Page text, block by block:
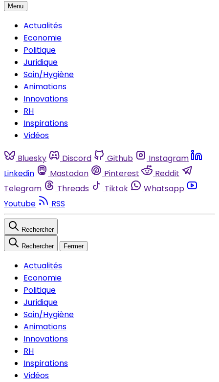
Menu
Actualités
Economie
Politique
Juridique
Soin/Hygiène
Animations
Innovations
RH
Inspirations
Vidéos
Bluesky Discord Github
Instagram
Linkedin
Mastodon Pinterest
Reddit
Telegram
Threads Tiktok
Whatsapp
Youtube
RSS
Rechercher
Rechercher Fermer
Actualités
Economie
Politique
Juridique
Soin/Hygiène
Animations
Innovations
RH
Inspirations
Vidéos